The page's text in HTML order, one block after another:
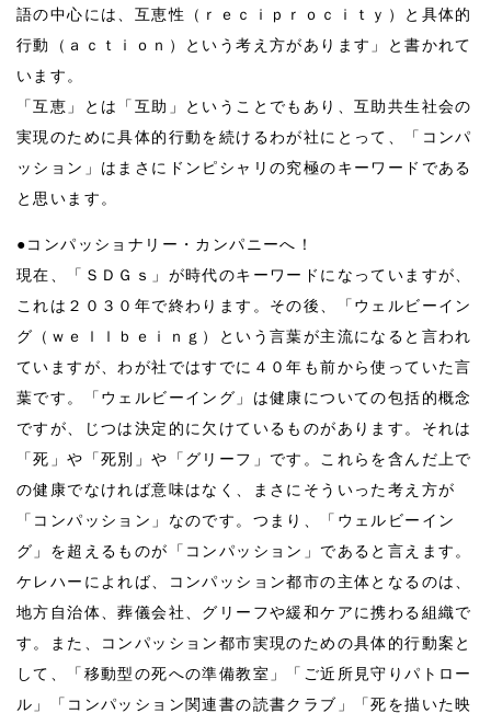
語の中心には、互恵性（ｒｅｃｉｐｒｏｃｉｔｙ）と具体的
行動（ａｃｔｉｏｎ）という考え方があります」と書かれて
います。
「互恵」とは「互助」ということでもあり、互助共生社会の
実現のために具体的行動を続けるわが社にとって、「コンパ
ッション」はまさにドンピシャリの究極のキーワードである
と思います。
●コンパッショナリー・カンパニーへ！
現在、「ＳＤＧｓ」が時代のキーワードになっていますが、
これは２０３０年で終わります。その後、「ウェルビーイン
グ（ｗｅｌｌｂｅｉｎｇ）という言葉が主流になると言われ
ていますが、わが社ではすでに４０年も前から使っていた言
葉です。「ウェルビーイング」は健康についての包括的概念
ですが、じつは決定的に欠けているものがあります。それは
「死」や「死別」や「グリーフ」です。これらを含んだ上で
の健康でなければ意味はなく、まさにそういった考え方が
「コンパッション」なのです。つまり、「ウェルビーイン
グ」を超えるものが「コンパッション」であると言えます。
ケレハーによれば、コンパッション都市の主体となるのは、
地方自治体、葬儀会社、グリーフや緩和ケアに携わる組織で
す。また、コンパッション都市実現のための具体的行動案と
して、「移動型の死への準備教室」「ご近所見守りパトロー
ル」「コンパッション関連書の読書クラブ」「死を描いた映